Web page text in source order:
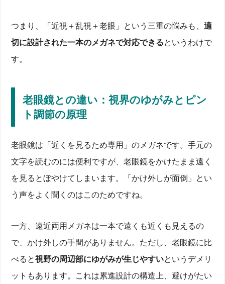
つまり、「近視＋乱視＋老眼」という三重の悩みも、適
切に設計された一本のメガネで対応できるというわけで
す。
老眼鏡との違い：視界のゆがみとピン
ト調節の原理
老眼鏡は「近くを見るため専用」のメガネです。手元の
文字を読むのには便利ですが、老眼鏡をかけたまま遠く
を見るとぼやけてしまいます。「かけ外しが面倒」とい
う声をよく聞くのはこのためですね。
一方、遠近両用メガネは一本で遠くも近くも見えるの
で、かけ外しの手間がありません。ただし、老眼鏡に比
べると視野の周辺部にゆがみが生じやすいというデメリ
ットもあります。これは累進設計の構造上、避けがたい